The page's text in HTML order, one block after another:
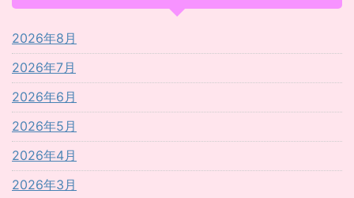
2026年8月
2026年7月
2026年6月
2026年5月
2026年4月
2026年3月